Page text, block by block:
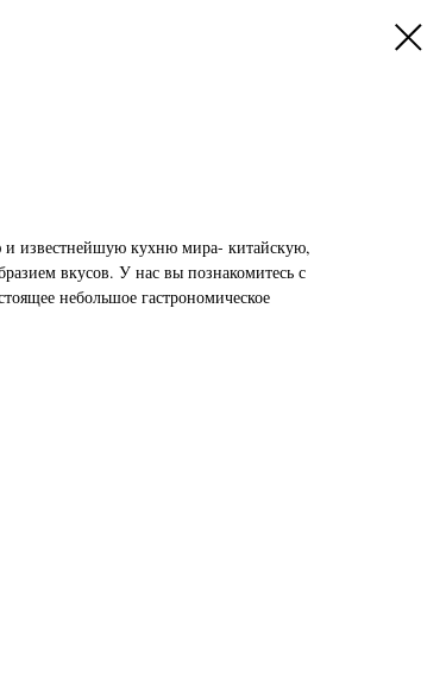
и известнейшую кухню мира- китайскую,
вкусов. У нас вы познакомитесь с
небольшое гастрономическое